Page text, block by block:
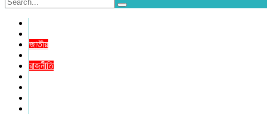
জাতীয়
রাজনীতি